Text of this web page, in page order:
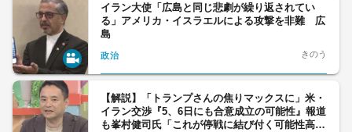
イラン大使「広島と同じ悲劇が繰り返されてい
る」アメリカ・イスラエルによる攻撃を非難 広
島
政治
きのう
【解説】「トランプさんの焦りマックスに」米・
イラン交渉『5、6日にも合意成立の可能性』報道
も峯村健司氏「これが停戦に結び付く可能性高く